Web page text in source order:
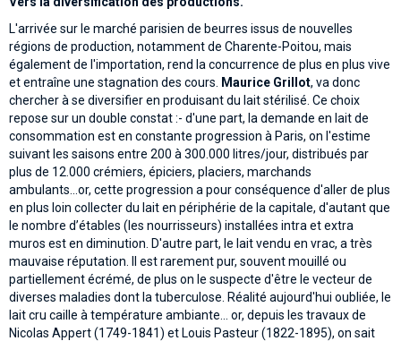
L'arrivée sur le marché parisien de beurres issus de nouvelles
régions de production, notamment de Charente-Poitou, mais
également de l'importation, rend la concurrence de plus en plus vive
et entraîne une stagnation des cours.
Maurice Grillot, va donc
chercher à se diversifier en produisant du lait stérilisé. Ce choix
repose sur un double constat :- d'une part, la demande en lait de
consommation est en constante progression à Paris, on l'estime
suivant les saisons entre 200 à 300.000 litres/jour, distribués par
plus de 12.000 crémiers, épiciers, placiers, marchands
ambulants...or, cette progression a pour conséquence d'aller de plus
en plus loin collecter du lait en périphérie de la capitale, d'autant que
le nombre d’étables (les nourrisseurs) installées intra et extra
muros est en diminution. D'autre part, le lait vendu en vrac, a très
mauvaise réputation. ll est rarement pur, souvent mouillé ou
partiellement écrémé, de plus on le suspecte d'être le vecteur de
diverses maladies dont la tuberculose. Réalité aujourd'hui oubliée, le
lait cru caille à température ambiante... or, depuis les travaux de
Nicolas Appert (1749-1841) et Louis Pasteur (1822-1895), on sait